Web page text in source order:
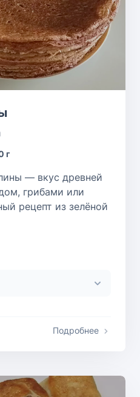
г
— вкус древней
грибами или
рецепт из зелёной
Подробнее